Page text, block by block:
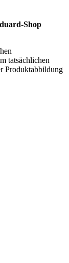
Shop
tatsächlichen
Produktabbildung